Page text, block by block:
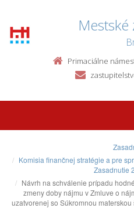
Mestské
Primaciálne
Komisia finančnej stratégie a pre
Zasadnutie
Návrh na schválenie prípadu
zmeny doby nájmu v Zmluve o
uzatvorenej so Súkromnou